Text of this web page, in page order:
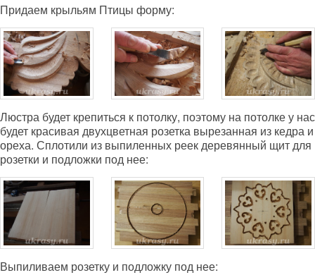
Придаем крыльям Птицы форму:
Люстра будет крепиться к потолку, поэтому на потолке у нас
будет красивая двухцветная розетка вырезанная из кедра и
ореха. Сплотили из выпиленных реек деревянный щит для
розетки и подложки под нее:
Выпиливаем розетку и подложку под нее: